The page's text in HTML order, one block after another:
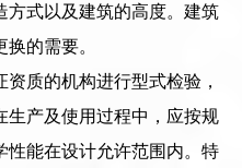
方式以及建筑的高度。建筑
的需要。
质的机构进行型式检验，
生产及使用过程中，应按规
性能在设计允许范围内。特